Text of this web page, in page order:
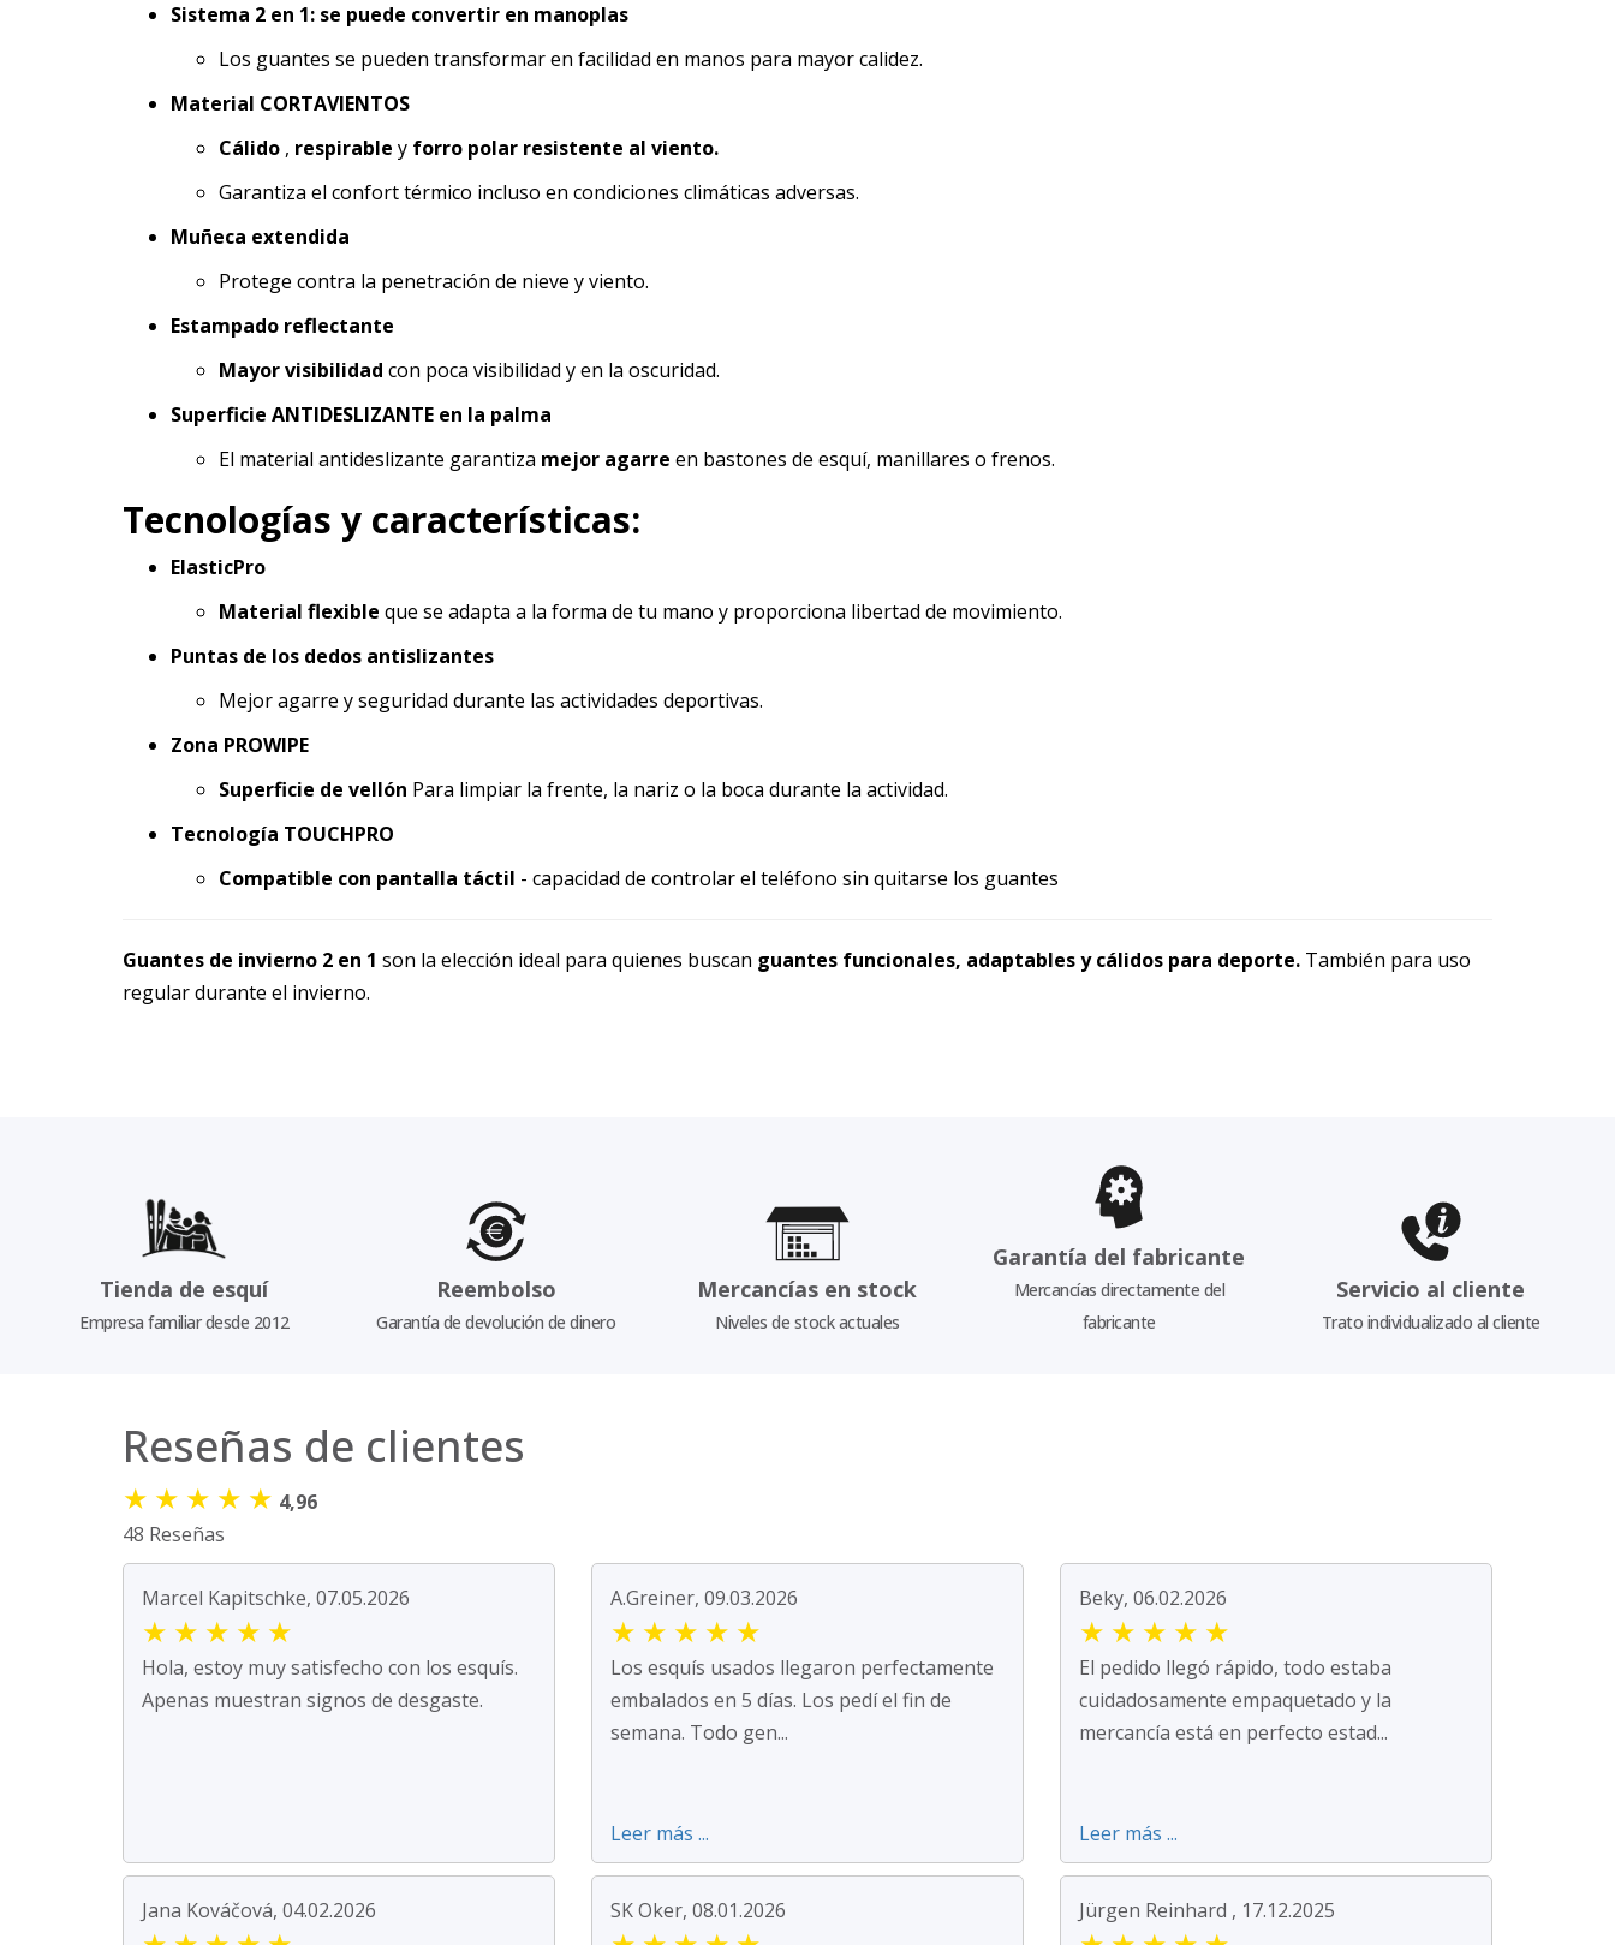
Sistema 2 en 1: se puede convertir en manoplas
Los guantes se pueden transformar en facilidad en manos para mayor calidez.
Material CORTAVIENTOS
Cálido , respirable y forro polar resistente al viento.
Garantiza el confort térmico incluso en condiciones climáticas adversas.
Muñeca extendida
Protege contra la penetración de nieve y viento.
Estampado reflectante
Mayor visibilidad con poca visibilidad y en la oscuridad.
Superficie ANTIDESLIZANTE en la palma
El material antideslizante garantiza mejor agarre en bastones de esquí, manillares o frenos.
Tecnologías y características:
ElasticPro
Material flexible que se adapta a la forma de tu mano y proporciona libertad de movimiento.
Puntas de los dedos antislizantes
Mejor agarre y seguridad durante las actividades deportivas.
Zona PROWIPE
Superficie de vellón Para limpiar la frente, la nariz o la boca durante la actividad.
Tecnología TOUCHPRO
Compatible con pantalla táctil - capacidad de controlar el teléfono sin quitarse los guantes
Guantes de invierno 2 en 1 son la elección ideal para quienes buscan guantes funcionales, adaptables y cálidos para deporte. También para uso
regular durante el invierno.
Tienda de esquí
Empresa familiar desde 2012
Reembolso
Garantía de devolución de dinero
Mercancías en stock
Niveles de stock actuales
Garantía del fabricante
Mercancías directamente del
fabricante
Servicio al cliente
Trato individualizado al cliente
Reseñas de clientes
★ ★ ★ ★ ★ 4,96
48 Reseñas
Marcel Kapitschke, 07.05.2026
★ ★ ★ ★ ★
Hola, estoy muy satisfecho con los esquís.
Apenas muestran signos de desgaste.
A.Greiner, 09.03.2026
★ ★ ★ ★ ★
Los esquís usados llegaron perfectamente
embalados en 5 días. Los pedí el fin de
semana. Todo gen...
Leer más ...
Beky, 06.02.2026
★ ★ ★ ★ ★
El pedido llegó rápido, todo estaba
cuidadosamente empaquetado y la
mercancía está en perfecto estad...
Leer más ...
Jana Kováčová, 04.02.2026 SK Oker, 08.01.2026 Jürgen Reinhard , 17.12.2025